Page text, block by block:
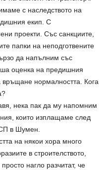
с наследството на
екип. С
проекти. Със санкциите,
папки на неподготвените
да напълним със
оценка на предишния
връщане нормалността. Кога
нека пак да му напомним
които изплащаме след
в Шумен.
на някои хора много
в строителството,
нагло разчитат, че